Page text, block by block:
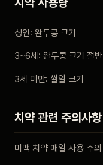
성인: 완두콩 크기
3~6세: 완두콩 크기 절반
3세 미만: 쌀알 크기
치약 관련 주의사항
미백 치약 매일 사용 주의